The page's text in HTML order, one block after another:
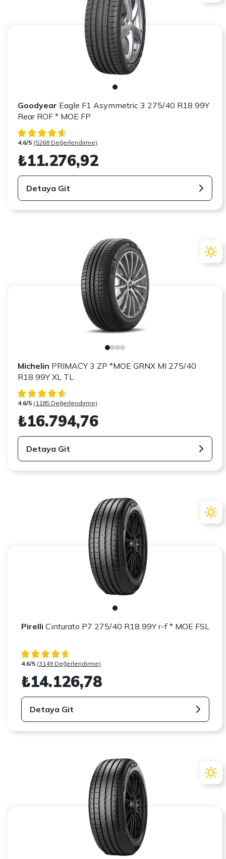
Goodyear Eagle F1 Asymmetric 3 275/40 R18 99Y
Rear ROF * MOE FP
4.6/5 (5268 Değerlendirme)
₺11.276,92
Detaya Git
Michelin PRIMACY 3 ZP *MOE GRNX MI 275/40
R18 99Y XL TL
4.6/5 (1185 Değerlendirme)
₺16.794,76
Detaya Git
Pirelli Cinturato P7 275/40 R18 99Y r-f * MOE FSL
4.6/5 (3149 Değerlendirme)
₺14.126,78
Detaya Git